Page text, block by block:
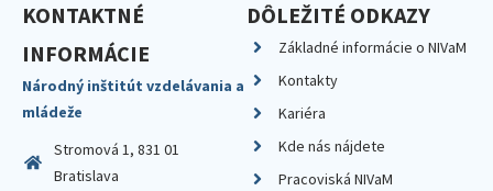
KONTAKTNÉ
INFORMÁCIE
Národný inštitút vzdelávania a
mládeže
Stromová 1, 831 01
Bratislava
DÔLEŽITÉ ODKAZY
Základné informácie o NIVaM
Kontakty
Kariéra
Kde nás nájdete
Pracoviská NIVaM